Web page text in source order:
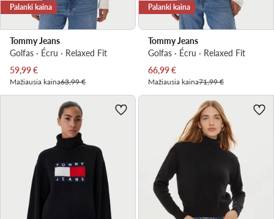
Palanki kaina
Tommy Jeans
Golfas · Écru · Relaxed Fit
Dabartinė kaina
59,99€
Mažiausia kaina63,99 €
Palanki kaina
Tommy Jeans
Golfas · Écru · Relaxed Fit
Dabartinė kaina
66,99€
Mažiausia kaina71,99 €